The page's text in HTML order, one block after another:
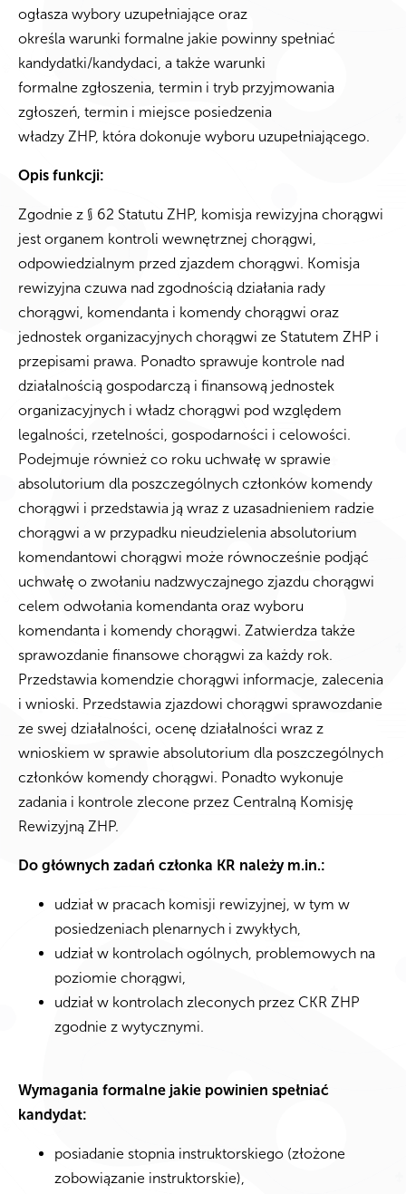
ogłasza wybory uzupełniające oraz
określa warunki formalne jakie powinny spełniać
kandydatki/kandydaci, a także warunki
formalne zgłoszenia, termin i tryb przyjmowania
zgłoszeń, termin i miejsce posiedzenia
władzy ZHP, która dokonuje wyboru uzupełniającego.
Opis funkcji:
Zgodnie z § 62 Statutu ZHP, komisja rewizyjna chorągwi
jest organem kontroli wewnętrznej chorągwi,
odpowiedzialnym przed zjazdem chorągwi. Komisja
rewizyjna czuwa nad zgodnością działania rady
chorągwi, komendanta i komendy chorągwi oraz
jednostek organizacyjnych chorągwi ze Statutem ZHP i
przepisami prawa. Ponadto sprawuje kontrole nad
działalnością gospodarczą i finansową jednostek
organizacyjnych i władz chorągwi pod względem
legalności, rzetelności, gospodarności i celowości.
Podejmuje również co roku uchwałę w sprawie
absolutorium dla poszczególnych członków komendy
chorągwi i przedstawia ją wraz z uzasadnieniem radzie
chorągwi a w przypadku nieudzielenia absolutorium
komendantowi chorągwi może równocześnie podjąć
uchwałę o zwołaniu nadzwyczajnego zjazdu chorągwi
celem odwołania komendanta oraz wyboru
komendanta i komendy chorągwi. Zatwierdza także
sprawozdanie finansowe chorągwi za każdy rok.
Przedstawia komendzie chorągwi informacje, zalecenia
i wnioski. Przedstawia zjazdowi chorągwi sprawozdanie
ze swej działalności, ocenę działalności wraz z
wnioskiem w sprawie absolutorium dla poszczególnych
członków komendy chorągwi. Ponadto wykonuje
zadania i kontrole zlecone przez Centralną Komisję
Rewizyjną ZHP.
Do głównych zadań członka KR należy m.in.:
udział w pracach komisji rewizyjnej, w tym w
posiedzeniach plenarnych i zwykłych,
udział w kontrolach ogólnych, problemowych na
poziomie chorągwi,
udział w kontrolach zleconych przez CKR ZHP
zgodnie z wytycznymi.
Wymagania formalne jakie powinien spełniać
kandydat:
posiadanie stopnia instruktorskiego (złożone
zobowiązanie instruktorskie),